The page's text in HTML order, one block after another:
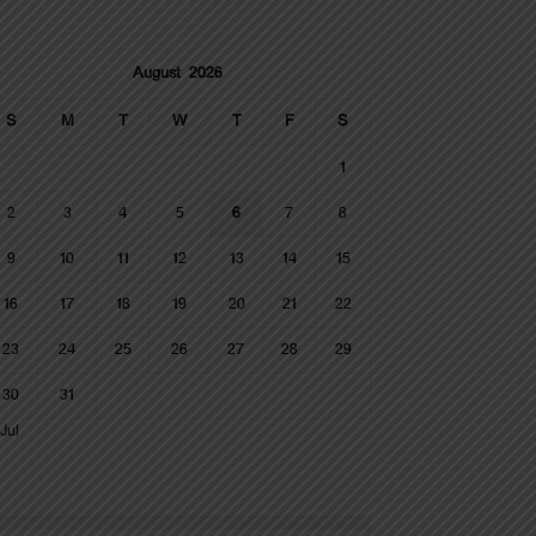
August 2026
S M T W T F S
1
2 3 4 5 6 7 8
9 10 11 12 13 14 15
16 17 18 19 20 21 22
23 24 25 26 27 28 29
30
31